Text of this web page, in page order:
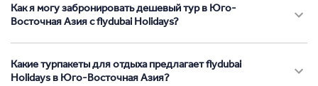
Как я могу забронировать дешевый тур в Юго-
Восточная Азия с flydubai Holidays?
Какие турпакеты для отдыха предлагает flydubai
Holidays в Юго-Восточная Азия?